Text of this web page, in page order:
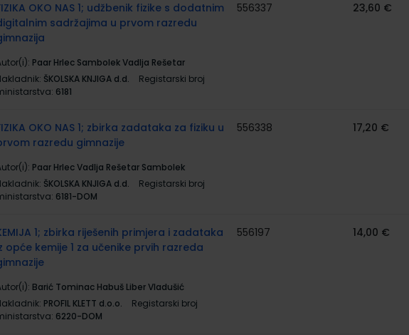
OKO NAS 1; udžbenik fizike s dodatnim
sadržajima u prvom razredu
Paar Hrlec Sambolek Vadlja Rešetar
ŠKOLSKA KNJIGA d.d.
Registarski broj
6181
556337 23,60 €
OKO NAS 1; zbirka zadataka za fiziku u
razredu gimnazije
Paar Hrlec Vadlja Rešetar Sambolek
ŠKOLSKA KNJIGA d.d.
Registarski broj
6181-DOM
556338 17,20 €
1; zbirka riješenih primjera i zadataka
opće kemije 1 za učenike prvih razreda
Barić Tominac Habuš Liber Vladušić
PROFIL KLETT d.o.o.
Registarski broj
6220-DOM
556197 14,00 €